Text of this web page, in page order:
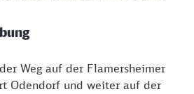
Weg auf der Flamersheimer
Odendorf und weiter auf der